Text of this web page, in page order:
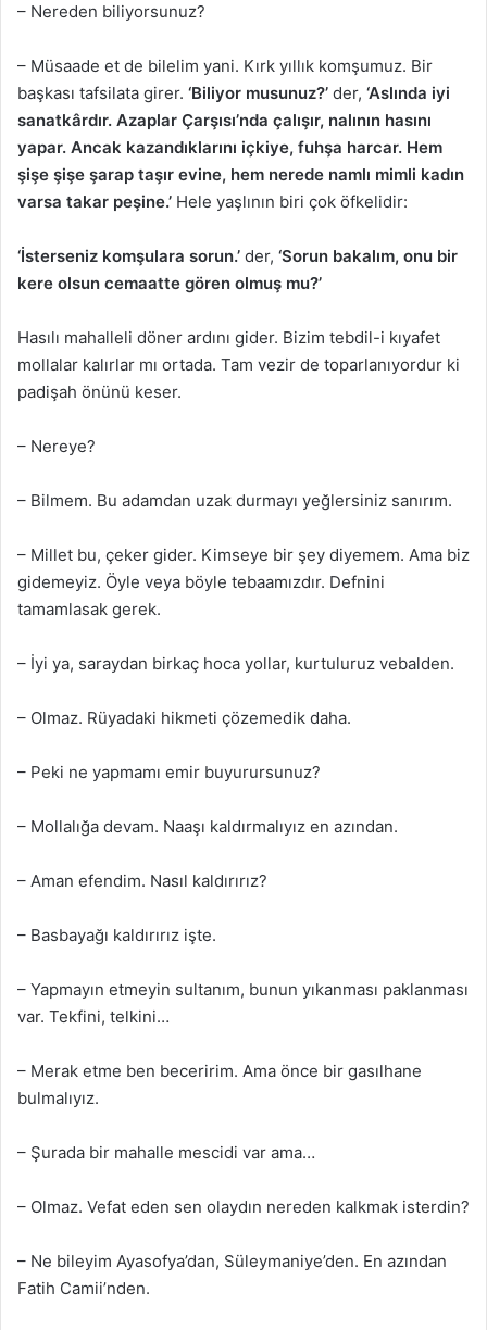
– Nereden biliyorsunuz?
– Müsaade et de bilelim yani. Kırk yıllık komşumuz. Bir
başkası tafsilata girer. ‘Biliyor musunuz?’ der, ‘Aslında iyi
sanatkârdır. Azaplar Çarşısı’nda çalışır, nalının hasını
yapar. Ancak kazandıklarını içkiye, fuhşa harcar. Hem
şişe şişe şarap taşır evine, hem nerede namlı mimli kadın
varsa takar peşine.’ Hele yaşlının biri çok öfkelidir:
‘İsterseniz komşulara sorun.’ der, ‘Sorun bakalım, onu bir
kere olsun cemaatte gören olmuş mu?’
Hasılı mahalleli döner ardını gider. Bizim tebdil-i kıyafet
mollalar kalırlar mı ortada. Tam vezir de toparlanıyordur ki
padişah önünü keser.
– Nereye?
– Bilmem. Bu adamdan uzak durmayı yeğlersiniz sanırım.
– Millet bu, çeker gider. Kimseye bir şey diyemem. Ama biz
gidemeyiz. Öyle veya böyle tebaamızdır. Defnini
tamamlasak gerek.
– İyi ya, saraydan birkaç hoca yollar, kurtuluruz vebalden.
– Olmaz. Rüyadaki hikmeti çözemedik daha.
– Peki ne yapmamı emir buyurursunuz?
– Mollalığa devam. Naaşı kaldırmalıyız en azından.
– Aman efendim. Nasıl kaldırırız?
– Basbayağı kaldırırız işte.
– Yapmayın etmeyin sultanım, bunun yıkanması paklanması
var. Tekfini, telkini…
– Merak etme ben beceririm. Ama önce bir gasılhane
bulmalıyız.
– Şurada bir mahalle mescidi var ama…
– Olmaz. Vefat eden sen olaydın nereden kalkmak isterdin?
– Ne bileyim Ayasofya’dan, Süleymaniye’den. En azından
Fatih Camii’nden.